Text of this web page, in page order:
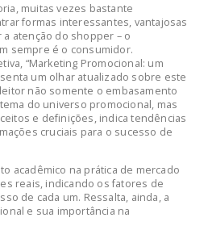
muitas vezes bastante
formas interessantes, vantajosas
atenção do shopper – o
sempre é o consumidor.
“Marketing Promocional: um
um olhar atualizado sobre este
não somente o embasamento
do universo promocional, mas
e definições, indica tendências
cruciais para o sucesso de
acadêmico na prática de mercado
reais, indicando os fatores de
de cada um. Ressalta, ainda, a
e sua importância na